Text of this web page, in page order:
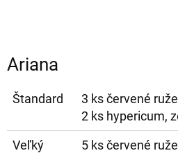
Ariana
Štandard
3 ks červené
2 ks hypericum,
Veľký
5 ks červené